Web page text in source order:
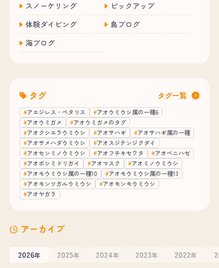
スノーケリング
ピックアップ
体験ダイビング
島ブログ
海ブログ
タグ タグ一覧
アエジレス・ペタリス
アオウミウシ属の一種6
アオウミガメ
アオウミガメのタグ
アオクシエラウミウシ
アオサハギ
アオサハギ属の一種
アオサメハダウミウシ
アオスジテンジクダイ
アオセンミノウミウシ
アオフチキセワタ
アオベニハゼ
アオボシミドリガイ
アオマスク
アオミノウミウシ
アオモウミウシ属の一種10
アオモウミウシ属の一種13
アオモンツガルウミウシ
アオモンモウミウシ
アオヤガラ
アーカイブ
2026年 2025年 2024年 2023年 2022年